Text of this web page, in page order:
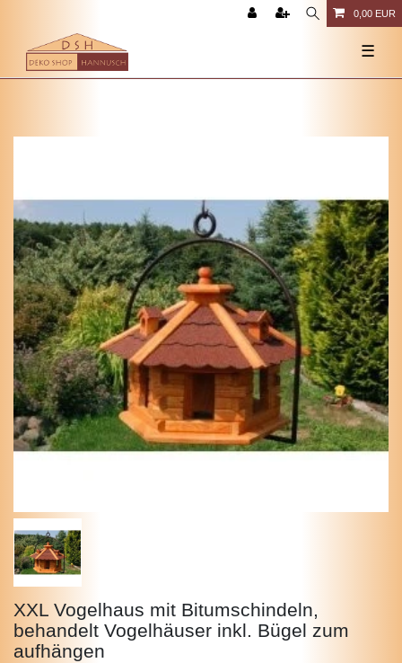
0,00 EUR
☰
XXL Vogelhaus mit Bitumschindeln,
behandelt Vogelhäuser inkl. Bügel zum
aufhängen